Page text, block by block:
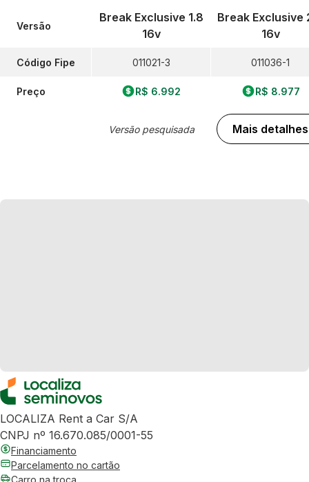
Versão
Código Fipe
Preço
Break Exclusive 1.8
16v
011021-3
R$ 6.992
Versão pesquisada
Break Exclusive
16v
011036-1
R$ 8.977
Mais detalhes
LOCALIZA Rent a Car S/A
CNPJ nº 16.670.085/0001-55
Financiamento
Parcelamento no cartão
Carro na troca